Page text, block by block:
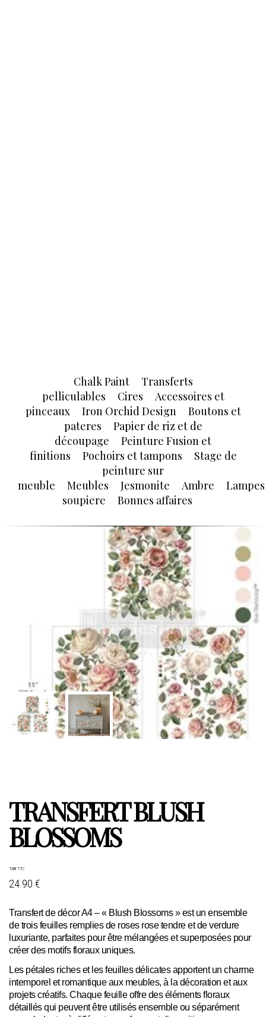
Chalk Paint
Transferts
pelliculables
Cires
Accessoires et
pinceaux
Iron Orchid Design
Boutons et
pateres
Papier de riz et de
découpage
Peinture Fusion et
finitions
Pochoirs et tampons
Stage de
peinture sur
meuble
Meubles Jesmonite Ambre
Lampes
soupiere
Bonnes affaires
TRANSFERT BLUSH
BLOSSOMS
TARIF TTC
24.90 €
Transfert de décor A4 – « Blush Blossoms » est un ensemble
de trois feuilles remplies de roses rose tendre et de verdure
luxuriante, parfaites pour être mélangées et superposées pour
créer des motifs floraux uniques.
Les pétales riches et les feuilles délicates apportent un charme
intemporel et romantique aux meubles, à la décoration et aux
projets créatifs. Chaque feuille offre des éléments floraux
détaillés qui peuvent être utilisés ensemble ou séparément